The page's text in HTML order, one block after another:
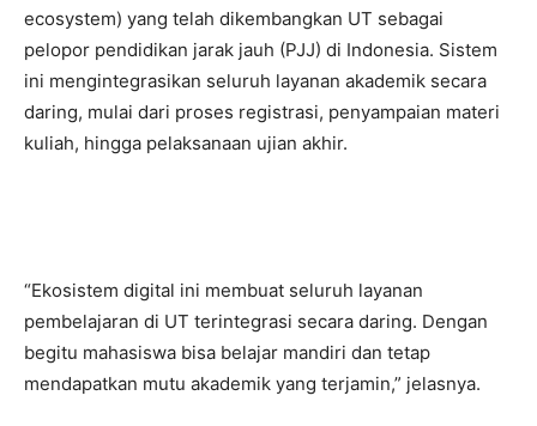
ecosystem) yang telah dikembangkan UT sebagai
pelopor pendidikan jarak jauh (PJJ) di Indonesia. Sistem
ini mengintegrasikan seluruh layanan akademik secara
daring, mulai dari proses registrasi, penyampaian materi
kuliah, hingga pelaksanaan ujian akhir.
“Ekosistem digital ini membuat seluruh layanan
pembelajaran di UT terintegrasi secara daring. Dengan
begitu mahasiswa bisa belajar mandiri dan tetap
mendapatkan mutu akademik yang terjamin,” jelasnya.